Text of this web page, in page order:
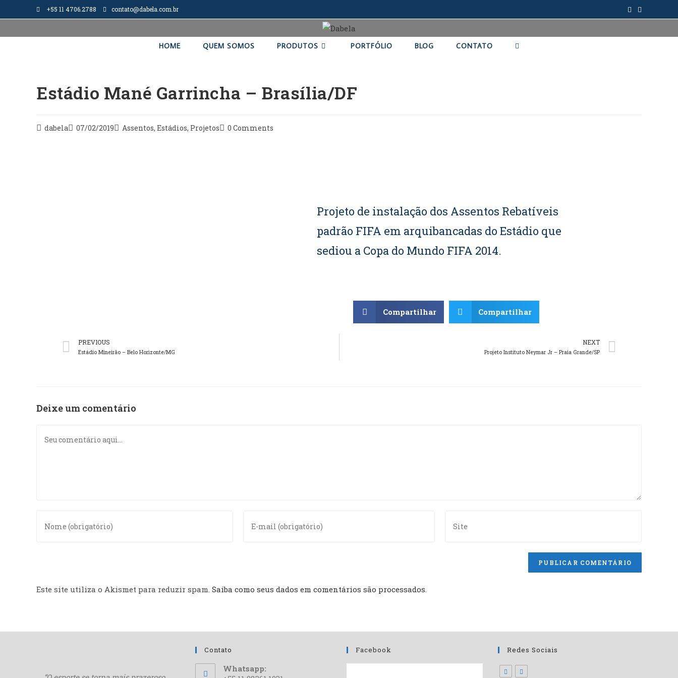
+55 11 4706.2788 contato@dabela.com.br
HOME QUEM SOMOS PRODUTOS PORTFÓLIO BLOG CONTATO
Estádio Mané Garrincha – Brasília/DF
dabela 07/02/2019 Assentos, Estádios, Projetos 0 Comments
Projeto de instalação dos Assentos Rebatíveis
padrão FIFA em arquibancadas do Estádio que
sediou a Copa do Mundo FIFA 2014.
Compartilhar Compartilhar
PREVIOUS
Estádio Mineirão – Belo Horizonte/MG
NEXT
Projeto Instituto Neymar Jr – Praia Grande/SP
Deixe um comentário
Este site utiliza o Akismet para reduzir spam. Saiba como seus dados em comentários são processados
Contato
Whatsapp:
Facebook Redes Sociais